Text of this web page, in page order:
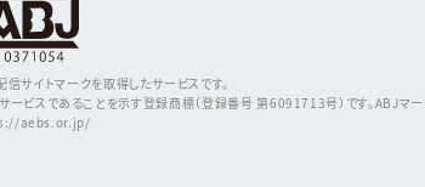
サイトマークを取得したサービスです。
スであることを示す登録商標（登録番号 第6091713号）です。ABJマー
aebs.or.jp/